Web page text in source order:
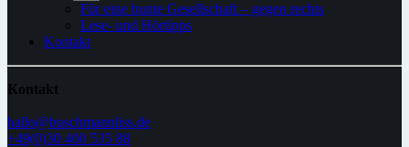
Für eine bunte Gesellschaft – gegen rechts
Lese- und Hörtipps
Kontakt
Kontakt
hallo@buschmannliss.de
+49(0)30 400 535 88